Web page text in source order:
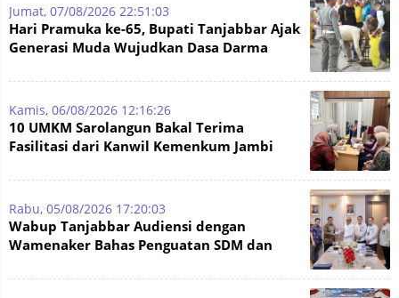
Jumat, 07/08/2026 22:51:03
Hari Pramuka ke-65, Bupati Tanjabbar Ajak
Generasi Muda Wujudkan Dasa Darma
Kamis, 06/08/2026 12:16:26
10 UMKM Sarolangun Bakal Terima
Fasilitasi dari Kanwil Kemenkum Jambi
Rabu, 05/08/2026 17:20:03
Wabup Tanjabbar Audiensi dengan
Wamenaker Bahas Penguatan SDM dan